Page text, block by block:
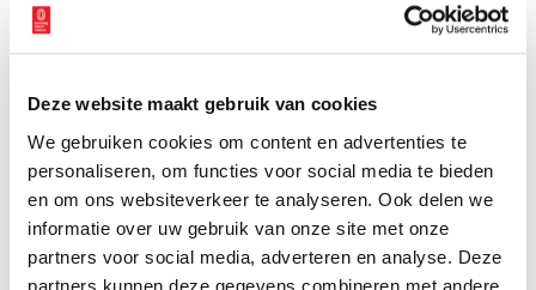
Deze website maakt gebruik van cookies
We gebruiken cookies om content en advertenties te
personaliseren, om functies voor social media te bieden
en om ons websiteverkeer te analyseren. Ook delen we
informatie over uw gebruik van onze site met onze
partners voor social media, adverteren en analyse. Deze
partners kunnen deze gegevens combineren met andere
Toen de slavernij in het Koninkrijk der Nederlanden op 1 juli
1863 werd afgeschaft, was daar in Nederland zelf niet veel van
te merken. Terwijl in Paramaribo en Willemstad kanonschoten
klonken, bleef het hier angstvallig stil. Hoe anders is dat
tegenwoordig op 1 juli, als in de grote steden massaal Keti
Koti wordt gevierd. Ook klinkt de roep om er een nationale
feestdag van te maken steeds luider. Het slavernijverleden